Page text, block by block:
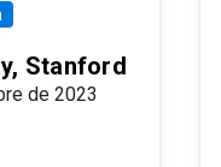
Stanford
de 2023